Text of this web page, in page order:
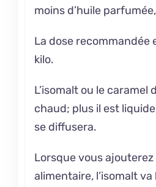
moins d’huile
La dose recommandée
kilo.
L’isomalt ou le caramel
chaud; plus il est
se diffusera.
Lorsque vous ajouterez
alimentaire, l’isomalt